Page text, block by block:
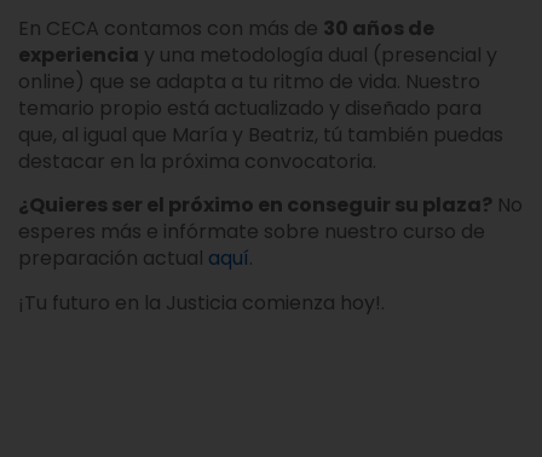
En CECA contamos con más de 30 años de
experiencia y una metodología dual (presencial y
online) que se adapta a tu ritmo de vida. Nuestro
temario propio está actualizado y diseñado para
que, al igual que María y Beatriz, tú también puedas
destacar en la próxima convocatoria.
¿Quieres ser el próximo en conseguir su plaza? No
esperes más e infórmate sobre nuestro curso de
preparación actual aquí.
¡Tu futuro en la Justicia comienza hoy!.